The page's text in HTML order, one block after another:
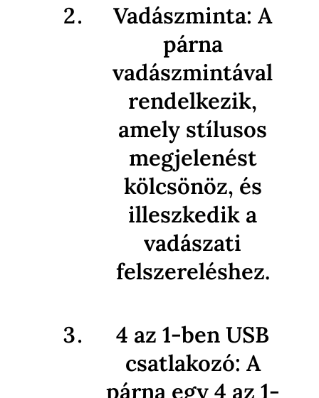
Vadászminta: A
párna
vadászmintával
rendelkezik,
amely stílusos
megjelenést
kölcsönöz, és
illeszkedik a
vadászati
felszereléshez.
4 az 1-ben USB
csatlakozó: A
párna egy 4 az 1-